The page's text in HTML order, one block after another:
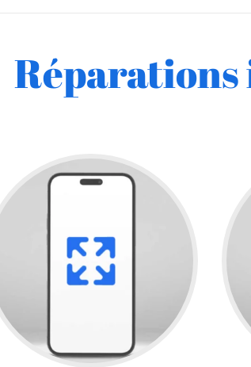
Réparations